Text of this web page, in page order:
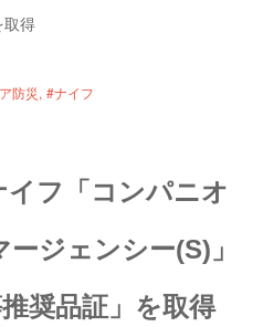
取得
防災 #ナイフ
イフ「コンパニオ
ジェンシー(S)」
奨品証」を取得